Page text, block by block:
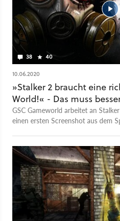
38 40
10.06.2020
»Stalker 2 braucht eine
World!« - Das muss
GSC Gameworld arbeitet an
einen ersten Screenshot aus dem
reine Bescheidenheit auslegen
einzige GSC-Projekt seit der
gerade überambitionierte
Drei Monate bei GameStar Plus
Was sollte Stalker 2 denn sonst
überambitioniert? Beim ersten
haben sich die ukrainischen